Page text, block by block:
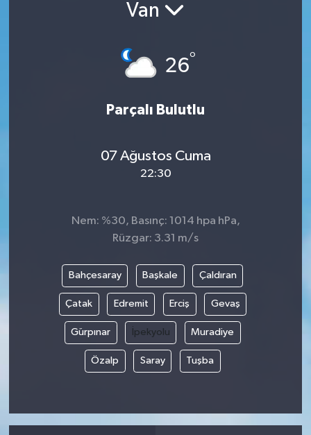
Van
26°
Parçalı Bulutlu
07 Ağustos Cuma
22:30
Nem: %30, Basınç: 1014 hpa hPa,
Rüzgar: 3.31 m/s
Bahçesaray Başkale Çaldıran
Çatak Edremit Erciş Gevaş
Gürpınar İpekyolu Muradiye
Özalp Saray Tuşba